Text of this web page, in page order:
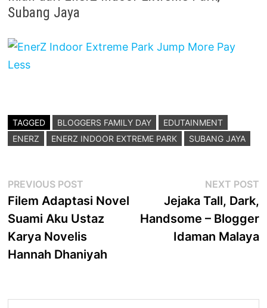
Subang Jaya
TAGGED BLOGGERS FAMILY DAY
EDUTAINMENT
ENERZ
ENERZ INDOOR EXTREME PARK SUBANG JAYA
Post
navigation
PREVIOUS POST
post:
Filem Adaptasi Novel
Suami Aku Ustaz
Karya Novelis
Hannah Dhaniyah
NEXT POST
Jejaka Tall, Dark,
Handsome – Blogger
Idaman Malaya